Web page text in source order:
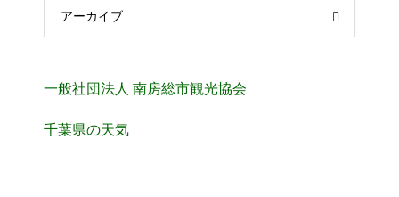
アーカイブ
一般社団法人 南房総市観光協会
千葉県の天気